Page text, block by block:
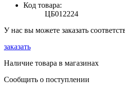
Код товара:
ЦБ012224
У нас вы можете заказать
заказать
Наличие товара в магазинах
Сообщить о поступлении